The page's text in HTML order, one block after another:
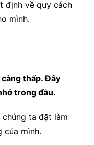
định về quy cách
mình.
thấp. Đây
trong đầu.
ta đặt làm
của mình.